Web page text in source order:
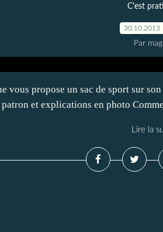
C'est
30.10.2013
Par
vous propose un sac de sport sur
et explications en photo
Lire la